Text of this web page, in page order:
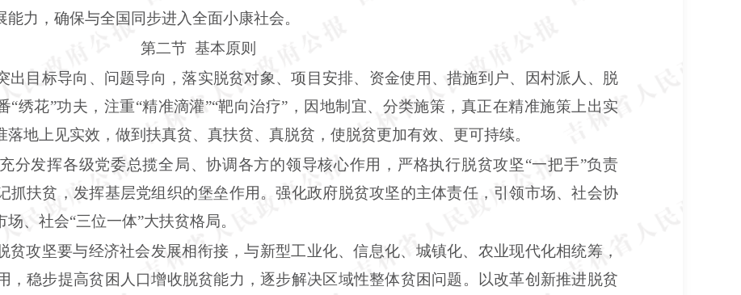
力，确保与全国同步进入全面小康社会。
第二节基本原则
出目标导向、问题导向，落实脱贫对象、项目安排、资金使用、措施到户、因村派人、脱
“绣花”功夫，注重“精准滴灌”“靶向治疗”，因地制宜、分类施策，真正在精准施策上出实
地上见实效，做到扶真贫、真扶贫、真脱贫，使脱贫更加有效、更可持续。
分发挥各级党委总揽全局、协调各方的领导核心作用，严格执行脱贫攻坚“一把手”负责
抓扶贫，发挥基层党组织的堡垒作用。强化政府脱贫攻坚的主体责任，引领市场、社会协
、社会“三位一体”大扶贫格局。
贫攻坚要与经济社会发展相衔接，与新型工业化、信息化、城镇化、农业现代化相统筹，
，稳步提高贫困人口增收脱贫能力，逐步解决区域性整体贫困问题。以改革创新推进脱贫